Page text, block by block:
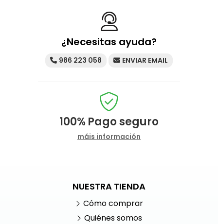
¿Necesitas ayuda?
986 223 058 ENVIAR EMAIL
100% Pago seguro
máis información
NUESTRA TIENDA
Cómo comprar
Quiénes somos